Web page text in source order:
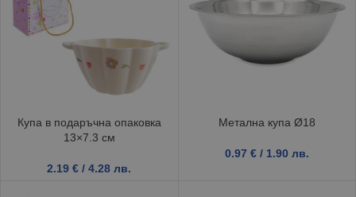
Купа в подаръчна опаковка
13×7.3 см
2.19€ / 4.28 лв.
Метална купа Ø18
0.97 € / 1.90 лв.